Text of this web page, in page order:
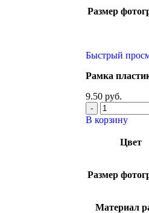
Размер
Быстрый
Рамка
9.50 руб.
В корзину
Цвет
Размер
Материал